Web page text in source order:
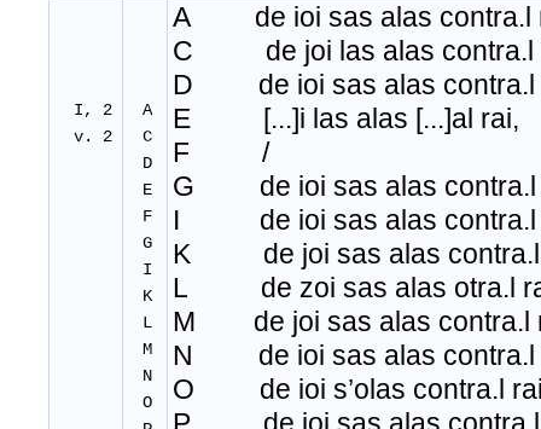
I, 2
v. 2
A
C
D
E
F
G
I
K
L
M
N
O
A de ioi sas alas contra.l
C de joi las alas contra.l
D de ioi sas alas contra.l
E [...]i las alas [...]al rai,
F /
G de ioi sas alas contra.l
I de ioi sas alas contra.
K de joi sas alas contra.l
L de zoi sas alas otra.l
M de joi sas alas contra.l
N de ioi sas alas contra.l
O de ioi s’olas contra.l